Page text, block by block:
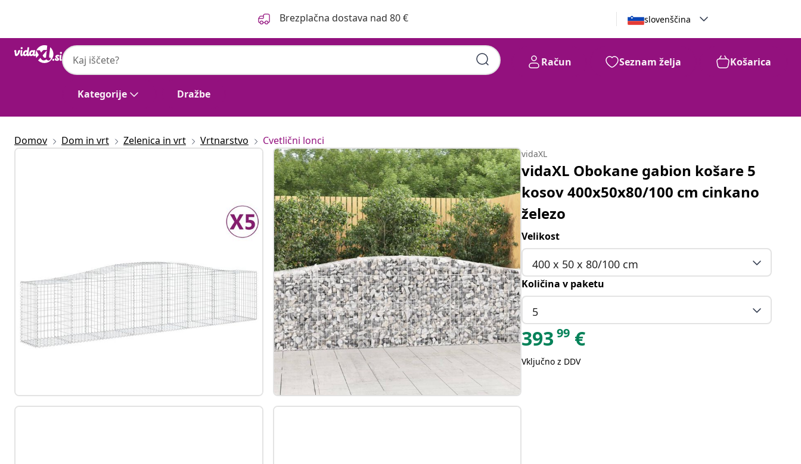
Brezplačna dostava nad 80 € slovenščina
Kategorije Dražbe
Račun Seznam želja Košarica
Domov Dom in vrt Zelenica in vrt Vrtnarstvo Cvetlični lonci
vidaXL
vidaXL Obokane gabion košare 5
kosov 400x50x80/100 cm cinkano
železo
Velikost
400 x 50 x 80/100 cm
Količina v paketu
5
393 99 €
Vključno z DDV